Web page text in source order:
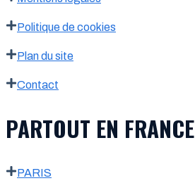
Politique de cookies
Plan du site
Contact
PARTOUT EN FRANCE
PARIS